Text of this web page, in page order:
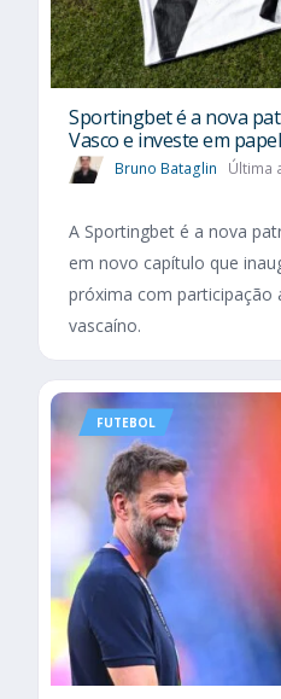
Sportingbet é a nova
Vasco e investe em
Bruno Bataglin Última
A Sportingbet é a nova
em novo capítulo que
próxima com participação
vascaíno.
FUTEBOL